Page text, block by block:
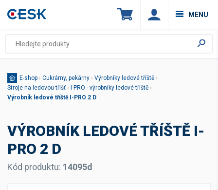
MENU
E-shop › Cukrárny, pekárny › Výrobníky ledové tříště ›
Stroje na ledovou tříšť › I-PRO - výrobníky ledové tříště ›
Výrobník ledové tříště I-PRO 2 D
VÝROBNÍK LEDOVÉ TŘÍŠTĚ I-
PRO 2 D
Kód produktu: 14095d